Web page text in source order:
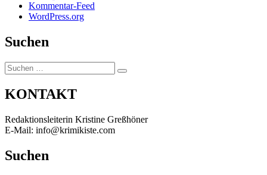
Kommentar-Feed
WordPress.org
Suchen
Suchen
nach:
Suchen
KONTAKT
Redaktionsleiterin Kristine Greßhöner
E-Mail: info@krimikiste.com
Suchen